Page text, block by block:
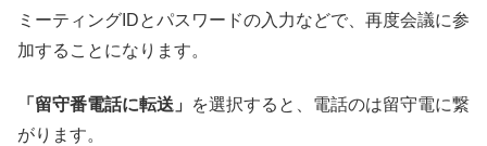
ミーティングIDとパスワードの入力などで、再度会議に参
加することになります。
「留守番電話に転送」
を選択すると、電話のは留守電に繋
がります。